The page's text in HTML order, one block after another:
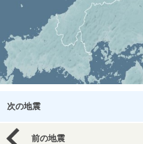
次の地震
前の地震